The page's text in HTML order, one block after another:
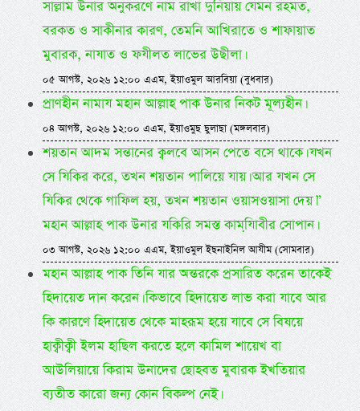
সাল্লাম উনার অনুকরণে নাম রাখা দুনিয়ায় যেমন রহমত,
বরকত ও সাকীনার কারণ, তেমনি আখিরাতে ও শাফায়াত
মুবারক, নাযাত ও ফযীলত লাভের উছীলা।
০৫ আগস্ট, ২০২৬ ১২:০০ এএম, ইয়াওমুল আরবিয়া (বুধবার)
প্রাণহীন নামায মহান আল্লাহ পাক উনার নিকট মূল্যহীন।
০৪ আগস্ট, ২০২৬ ১২:০০ এএম, ইয়াওমুছ ছুলাছা (মঙ্গলবার)
শয়তান আদম সন্তানের ক্বলবে আসন পেতে বসে থাকে। যখন
সে যিকির করে, তখন শয়তান পালিয়ে যায়। আর যখন সে
যিকির থেকে গাফিল হয়, তখন শয়তান ওয়াসওয়াসা দেয়।”
মহান আল্লাহ পাক উনার যকিরি সমস্ত কামযি়াবীর সোপান।
০৩ আগস্ট, ২০২৬ ১২:০০ এএম, ইয়াওমুল ইছনাইনিল আযীম (সোমবার)
মহান আল্লাহ পাক তিনি যার অন্তরকে প্রসারিত করেন তাকেই
হিদায়েত দান করেন। কিভাবে হিদায়েত লাভ করা যাবে আর
কি কারণে হিদায়েত থেকে মাহরূম হয়ে যাবে সে বিষয়ে
হাক্বীক্বী ইলম হাছিল করতে হলে কামিল শায়েখ বা
আউলিয়ায়ে কিরাম উনাদের ছোহবত মুবারক ইখতিয়ার
ব্যতীত কারো জন্য কোন বিকল্প নেই।